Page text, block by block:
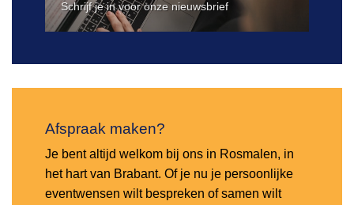
Schrijf je in voor onze nieuwsbrief
Afspraak maken?
Je bent altijd welkom bij ons in Rosmalen, in
het hart van Brabant. Of je nu je persoonlijke
eventwensen wilt bespreken of samen wilt